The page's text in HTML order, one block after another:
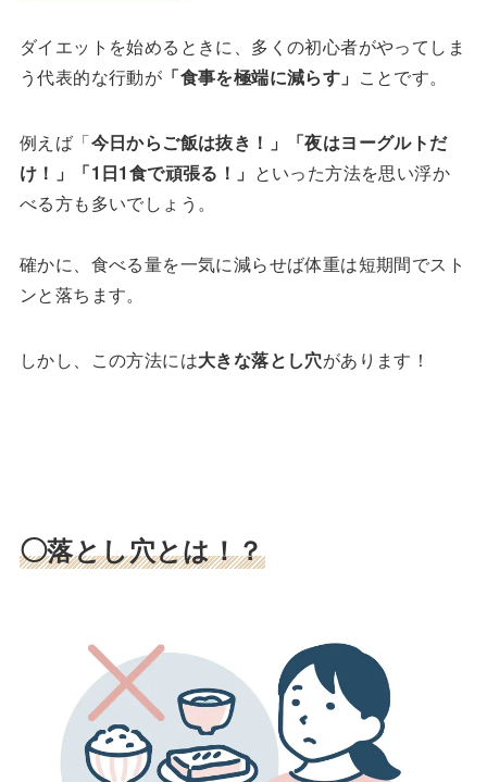
ダイエットを始めるときに、多くの初心者がやってしま
う代表的な行動が 「食事を極端に減らす」 ことです。
例えば「今日からご飯は抜き！」「夜はヨーグルトだ
け！」「1日1食で頑張る！」 といった方法を思い浮か
べる方も多いでしょう。
確かに、食べる量を一気に減らせば体重は短期間でスト
ンと落ちます。
しかし、この方法には大きな落とし穴があります！
◯落とし穴とは！？